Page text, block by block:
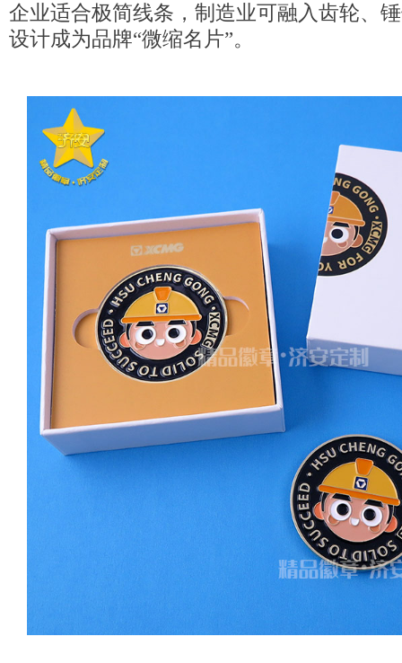
企业适合极简线条，制造业可融入齿轮、
设计成为品牌“微缩名片”。